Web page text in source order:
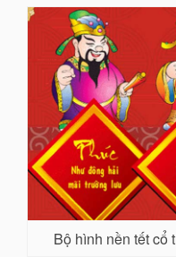
Bộ hình nền tết cổ